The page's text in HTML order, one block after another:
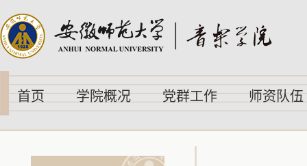
首页 学院概况 党群工作 师资队伍